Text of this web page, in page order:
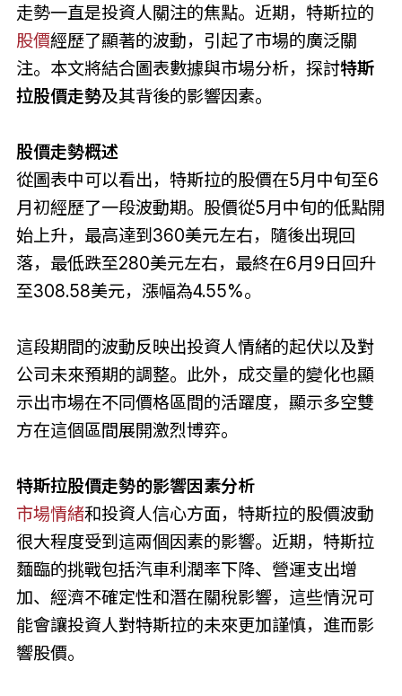
走勢一直是投資人關注的焦點。近期，特斯拉的
股價經歷了顯著的波動，引起了市場的廣泛關
注。本文將結合圖表數據與市場分析，探討特斯
拉股價走勢及其背後的影響因素。
股價走勢概述
從圖表中可以看出，特斯拉的股價在5月中旬至6
月初經歷了一段波動期。股價從5月中旬的低點開
始上升，最高達到360美元左右，隨後出現回
落，最低跌至280美元左右，最終在6月9日回升
至308.58美元，漲幅為4.55%。
這段期間的波動反映出投資人情緒的起伏以及對
公司未來預期的調整。此外，成交量的變化也顯
示出市場在不同價格區間的活躍度，顯示多空雙
方在這個區間展開激烈博弈。
特斯拉股價走勢的影響因素分析
市場情緒和投資人信心方面，特斯拉的股價波動
很大程度受到這兩個因素的影響。近期，特斯拉
麵臨的挑戰包括汽車利潤率下降、營運支出增
加、經濟不確定性和潛在關稅影響，這些情況可
能會讓投資人對特斯拉的未來更加謹慎，進而影
響股價。